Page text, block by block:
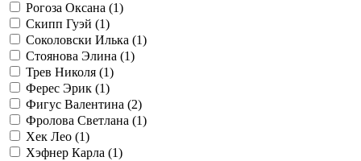
Рогоза Оксана (1)
Скипп Гуэй (1)
Соколовски Илька (1)
Стоянова Элина (1)
Трев Николя (1)
Ферес Эрик (1)
Фигус Валентина (2)
Фролова Светлана (1)
Хек Лео (1)
Хэфнер Карла (1)